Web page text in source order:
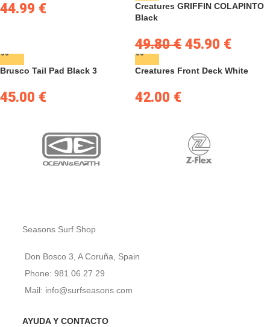
44.99 €
Creatures GRIFFIN COLAPINTO
Black
49.80€ 45.90 €
Brusco Tail Pad Black 3
45.00 €
Creatures Front Deck White
42.00 €
Seasons Surf Shop
Don Bosco 3, A Coruña, Spain
Phone: 981 06 27 29
Mail: info@surfseasons.com
AYUDA Y CONTACTO